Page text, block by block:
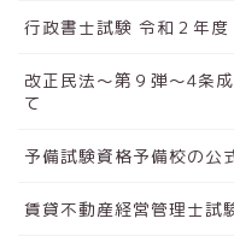
行政書士試験 令和２年度
改正民法～第９弾～4条
て
予備試験資格予備校の公
賃貸不動産経営管理士試